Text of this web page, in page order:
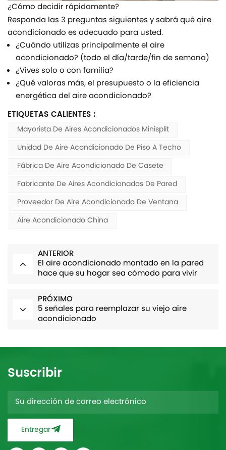
¿Cómo decidir rápidamente?
Responda las 3 preguntas siguientes y sabrá qué aire
acondicionado es adecuado para usted.
¿Cuándo utilizas principalmente el aire
acondicionado? (todo el día/tarde/fin de semana)
¿Vives solo o con familia?
¿Qué valoras más, el presupuesto o la eficiencia
energética del aire acondicionado?
ETIQUETAS CALIENTES :
Mayorista De Aires Acondicionados Minisplit
Unidad De Aire Acondicionado De Piso A Techo
Fábrica De Aire Acondicionado De Casete
Fabricante De Aires Acondicionados De Pared
Proveedor De Aire Acondicionado De Ventana
Aire Acondicionado China
ANTERIOR
El aire acondicionado montado en la pared
hace que su hogar sea cómodo para vivir
PRÓXIMO
5 señales para reemplazar su viejo aire
acondicionado
Suscribir
Entregar